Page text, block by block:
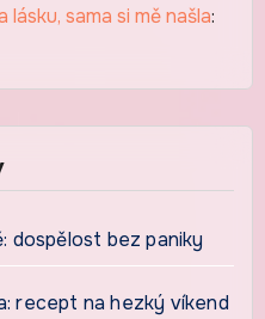
sama si mě našla:
dospělost bez paniky
recept na hezký víkend